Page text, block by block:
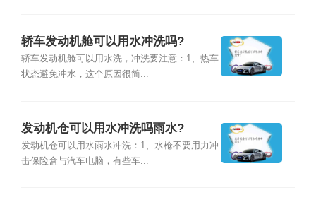
轿车发动机舱可以用水冲洗吗?
轿车发动机舱可以用水洗，冲洗要注意：1、热车
状态避免冲水，这个原因很简...
发动机仓可以用水冲洗吗雨水?
发动机仓可以用水雨水冲洗：1、水枪不要用力冲
击保险盒与汽车电脑，有些车...